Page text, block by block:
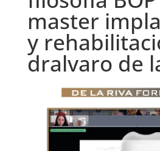
master
y
dralvaro de